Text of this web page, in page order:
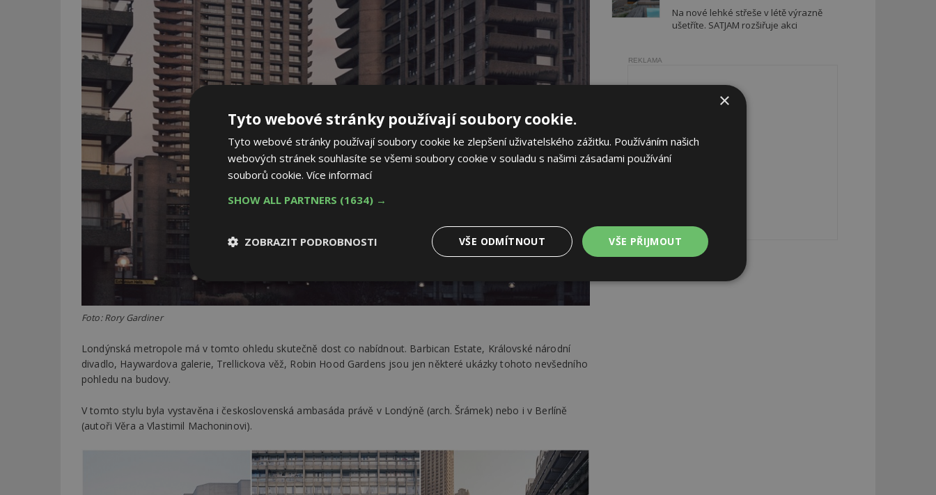
Foto: Rory Gardiner
Londýnská metropole má v tomto ohledu skutečně dost co nabídnout. Barbican Estate, Královské národní
divadlo, Haywardova galerie, Trellickova věž, Robin Hood Gardens jsou jen některé ukázky tohoto nevšedního
pohledu na budovy.
V tomto stylu byla vystavěna i československá ambasáda právě v Londýně (arch. Šrámek) nebo i v Berlíně
(autoři Věra a Vlastimil Machoninovi).
Na nové lehké střeše v létě výrazně
ušetříte. SATJAM rozšiřuje akci
REKLAMA
×
Tyto webové stránky používají soubory cookie.
Tyto webové stránky používají soubory cookie ke zlepšení uživatelského zážitku. Používáním našich
webových stránek souhlasíte se všemi soubory cookie v souladu s našimi zásadami používání
souborů cookie. Více informací
SHOW ALL PARTNERS (1634) →
VŠE PŘIJMOUT
VŠE ODMÍTNOUT
ZOBRAZIT PODROBNOSTI
Nezbytně
nutné soubory
Nezařazené
Nezbytně nutné soubory cookie umožňují základní funkce webových stránek, jako je přihlášení uživatele a správa účtu.
Webové stránky nelze bez nezbytně nutných souborů cookie správně používat.
Název
Provider/
Doména
Vyprší
_hjIncludedInPageviewSample
Hotjar Ltd
www.estav.cz
2
minuty
Tento soubor cookie je nastaven tak, aby informoval
Hotjar o tom, zda je tento návštěvník zahrnut do